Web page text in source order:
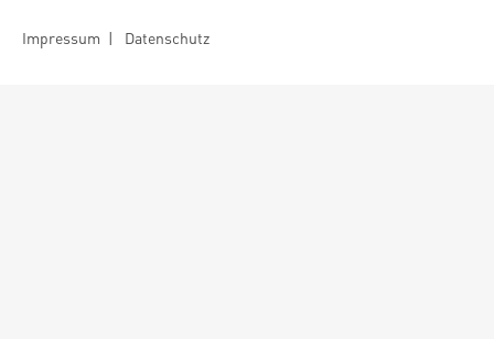
Impressum | Datenschutz